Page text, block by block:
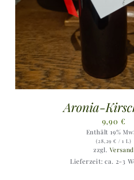
Aronia-
9,90 €
Enthält 19%
(28,29€ / 1 L)
zzgl. Versand
Lieferzeit: ca. 2-3